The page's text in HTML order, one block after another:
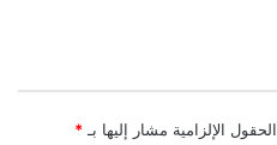
الحقول الإلزامية مشار إليها بـ *